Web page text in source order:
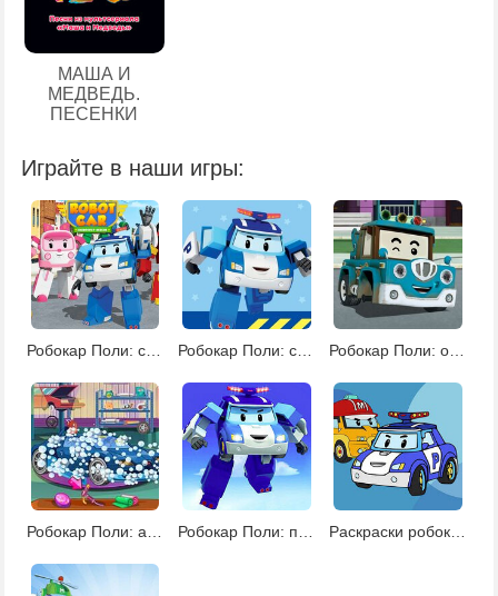
МАША И
МЕДВЕДЬ.
ПЕСЕНКИ
Играйте в наши игры:
Робокар Поли: спасательные операции Робокар Поли: спасательные операции 2 Робокар Поли: операции по спасению 3
Робокар Поли: автомойка Робокар Поли: поиск звезд Раскраски робокар Поли